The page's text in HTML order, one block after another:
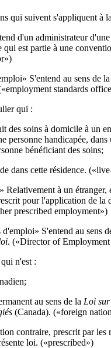
qui suivent s'appliquent à
d'un administrateur d'une
est partie à une
S'entend au sens de la
standards
qui :
soins à domicile à un
personne handicapée, dans
bénéficiant des soins;
dans cette résidence.
Relativement à un étranger,
pour l'application de la
prescribed employment»)
S'entend au sens
. («Director of Employment
n'est :
au sens de la Loi
(Canada). («foreign
contraire, prescrit par les
loi. («prescribed»)